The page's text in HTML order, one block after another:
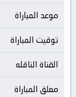
موعد المباراة
توقيت المباراة
القناة الناقله
معلق المباراة